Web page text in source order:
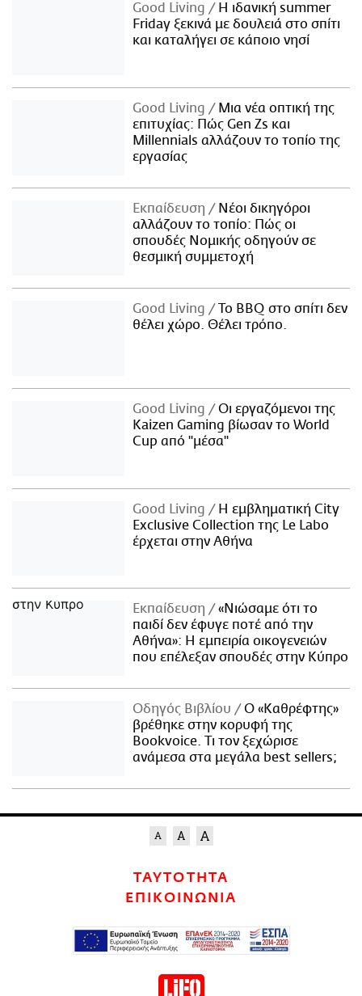
Good Living
Η ιδανική summer
Friday ξεκινά με δουλειά στο σπίτι
και καταλήγει σε κάποιο νησί
Good Living
Μια νέα οπτική της
επιτυχίας: Πώς Gen Zs και
Millennials αλλάζουν το τοπίο της
εργασίας
Εκπαίδευση
Νέοι δικηγόροι
αλλάζουν το τοπίο: Πώς οι
σπουδές Νομικής οδηγούν σε
θεσμική συμμετοχή
Good Living
Το BBQ στο σπίτι δεν
θέλει χώρο. Θέλει τρόπο.
Good Living
Οι εργαζόμενοι της
Kaizen Gaming βίωσαν το World
Cup από "μέσα"
Good Living
Η εμβληματική City
Exclusive Collection της Le Labo
έρχεται στην Αθήνα
Εκπαίδευση
«Νιώσαμε ότι το
παιδί δεν έφυγε ποτέ από την
Αθήνα»: Η εμπειρία οικογενειών
που επέλεξαν σπουδές στην Κύπρο
Οδηγός Βιβλίου
Ο «Καθρέφτης»
βρέθηκε στην κορυφή της
Bookvoice. Τι τον ξεχώρισε
ανάμεσα στα μεγάλα best sellers;
ΤΑΥΤΟΤΗΤΑ
ΕΠΙΚΟΙΝΩΝΙΑ